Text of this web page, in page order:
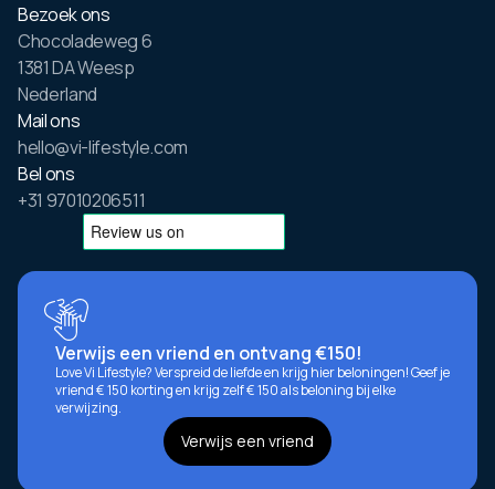
Bezoek ons
Chocoladeweg 6
1381 DA Weesp
Nederland
Mail ons
hello@vi-lifestyle.com
Bel ons
+31 97010206511
Verwijs een vriend en ontvang €150!
Love Vi Lifestyle? Verspreid de liefde en krijg hier beloningen! Geef je
vriend € 150 korting en krijg zelf € 150 als beloning bij elke
verwijzing.
Verwijs een vriend